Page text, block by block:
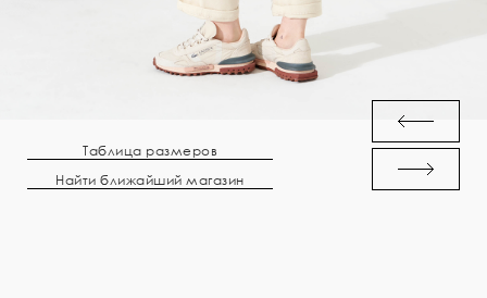
Таблица размеров
Найти ближайший магазин